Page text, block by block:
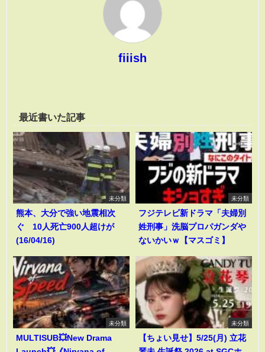
fiiish
最近書いた記事
未分類
熊本、大分で強い地震相次
ぐ 10人死亡900人超けが
(16/04/16)
未分類
フジテレビ新ドラマ「夫婦別
姓刑事」洗脳プロパガンダや
ないかいｗ【マスゴミ】
未分類
MULTISUB💥New Drama
未分類
【ちょい見せ】5/25(月) 立花